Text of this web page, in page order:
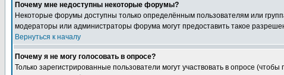
Почему мне недоступны некоторые форумы?
Некоторые форумы доступны только определённым пользователям или
модераторы или администраторы форума могут предоставить такое
Вернуться к началу
Почему я не могу голосовать в опросе?
Только зарегистрированные пользователи могут участвовать в опросе